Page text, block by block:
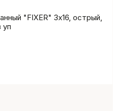
"FIXER" 3х16, острый,
уп